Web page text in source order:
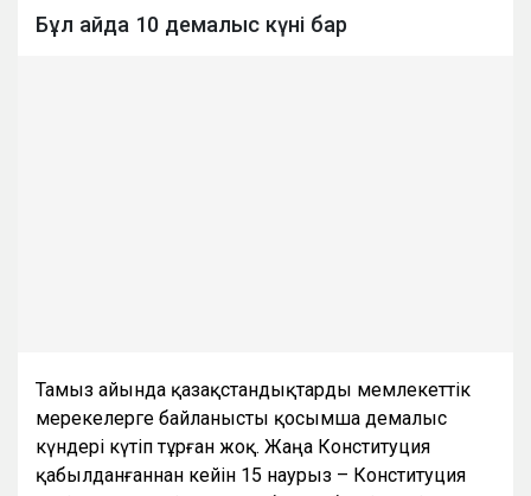
Бұл айда 10 демалыс күні бар
Тамыз айында қазақстандықтарды мемлекеттік
мерекелерге байланысты қосымша демалыс
күндері күтіп тұрған жоқ. Жаңа Конституция
қабылданғаннан кейін 15 наурыз – Конституция